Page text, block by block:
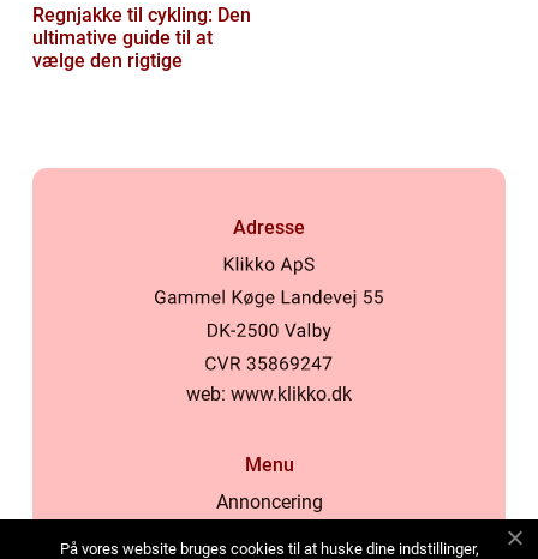
Regnjakke til cykling: Den
ultimative guide til at
vælge den rigtige
Adresse
web: www.klikko.dk
Menu
Annoncering
På vores website bruges cookies til at huske dine indstillinger,